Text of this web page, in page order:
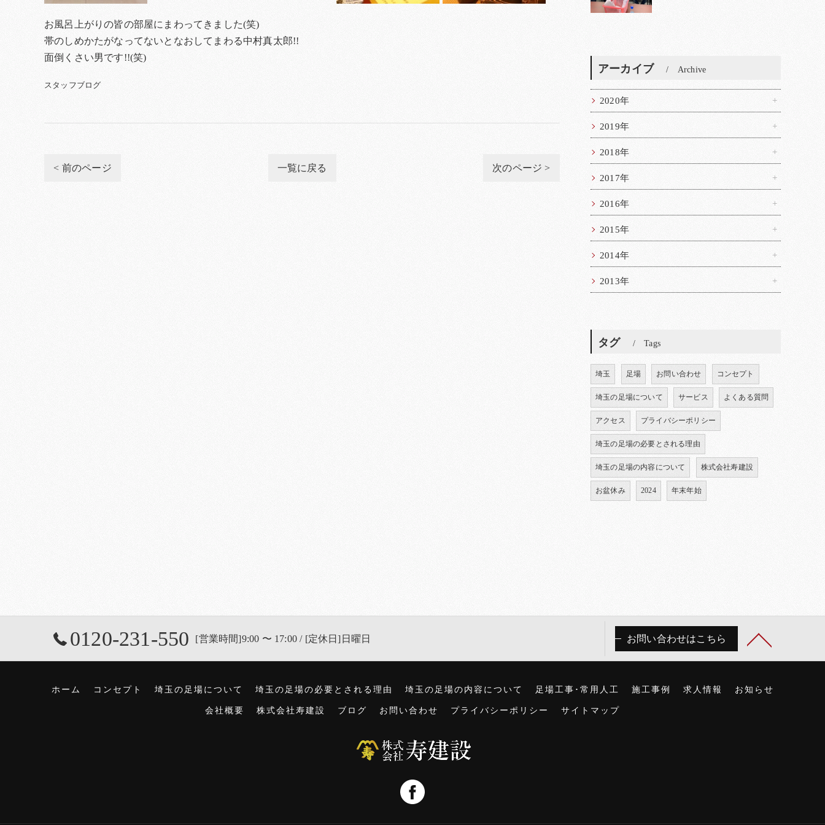
お風呂上がりの皆の部屋にまわってきました(笑)
帯のしめかたがなってないとなおしてまわる中村真太郎!!
面倒くさい男です!!(笑)
スタッフブログ
< 前のページ 一覧に戻る 次のページ >
アーカイブ Archive
2020年
2019年
2018年
2017年
2016年
2015年
2014年
2013年
タグ Tags
埼玉 足場 お問い合わせ コンセプト
埼玉の足場について サービス よくある質問
アクセス プライバシーポリシー
埼玉の足場の必要とされる理由
埼玉の足場の内容について 株式会社寿建設
お盆休み 2024 年末年始
0120-231-550 [営業時間]9:00 〜 17:00 / [定休日]日曜日 お問い合わせはこちら
ホーム コンセプト 埼玉の足場について 埼玉の足場の必要とされる理由 埼玉の足場の内容について 足場工事･常用人工 施工事例 求人情報 お知らせ
会社概要 株式会社寿建設 ブログ お問い合わせ プライバシーポリシー サイトマップ